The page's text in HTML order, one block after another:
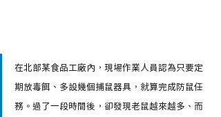
在北部某食品工廠內，現場作業人員認為只要定
期放毒餌、多設幾個捕鼠器具，就算完成防鼠任
務。過了一段時間後，卻發現老鼠越來越多、而